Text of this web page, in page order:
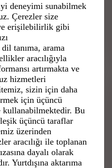
deneyimi sunabilmek
Çerezler size
erişilebilirlik gibi
tanıma, arama
aracılığıyla
artırmakta ve
hizmetleri
sizin için daha
için üçüncü
kullanabilmektedir. Bu
üçüncü taraflar
üzerinden
aracılığı ile toplanan
dayalı olarak
Yurtdışına aktarıma